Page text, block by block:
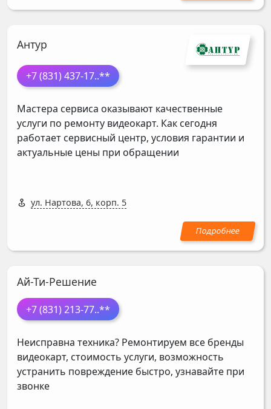
Антур
+7 (831) 437-17..**
Мастера сервиса оказывают качественные
услуги по ремонту видеокарт. Как сегодня
работает сервисный центр, условия гарантии и
актуальные цены при обращении
ул. Нартова, 6, корп. 5
Ай-Ти-Решение
+7 (831) 213-77..**
Неисправна техника? Ремонтируем все бренды
видеокарт, стоимость услуги, возможность
устранить повреждение быстро, узнавайте при
звонке